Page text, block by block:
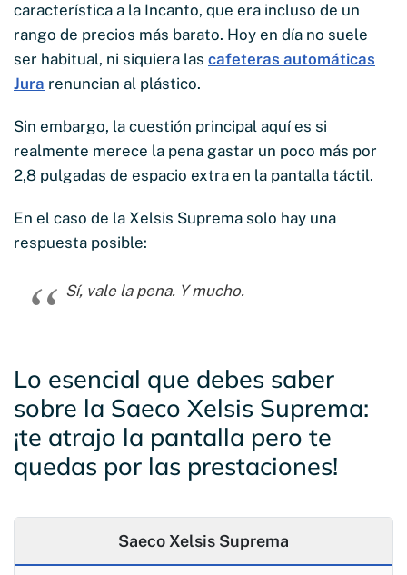
característica a la Incanto, que era incluso de un
rango de precios más barato. Hoy en día no suele
ser habitual, ni siquiera las cafeteras automáticas
Jura renuncian al plástico.
Sin embargo, la cuestión principal aquí es si
realmente merece la pena gastar un poco más por
2,8 pulgadas de espacio extra en la pantalla táctil.
En el caso de la Xelsis Suprema solo hay una
respuesta posible:
Sí, vale la pena. Y mucho.
Lo esencial que debes saber
sobre la Saeco Xelsis Suprema:
¡te atrajo la pantalla pero te
quedas por las prestaciones!
Saeco Xelsis Suprema